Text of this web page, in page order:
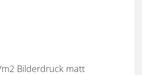
m2 Bilderdruck matt